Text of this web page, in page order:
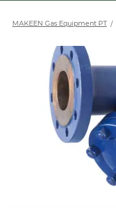
MAKEEN Gas Equipment PT